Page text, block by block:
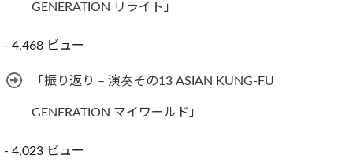
GENERATION リライト」
- 4,468 ビュー
「振り返り – 演奏その13 ASIAN KUNG-FU
GENERATION マイワールド」
- 4,023 ビュー